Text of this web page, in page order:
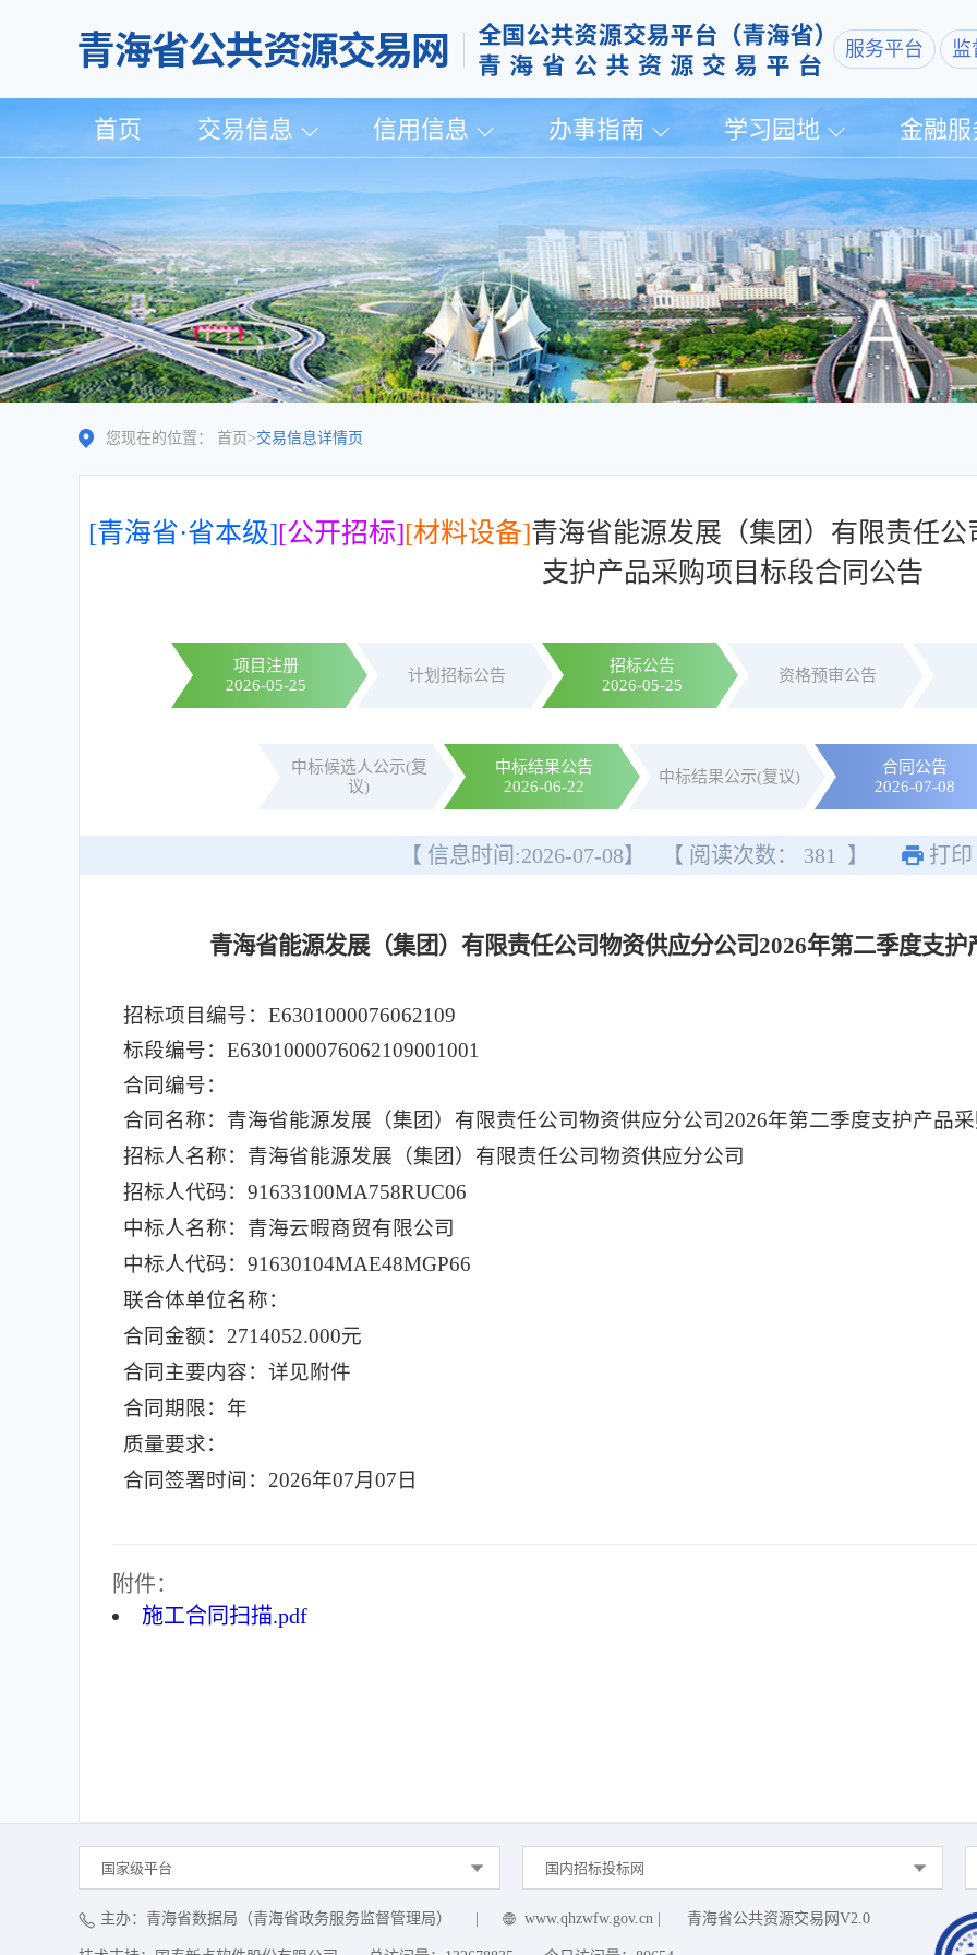
服务平台 监
首页 交易信息 信用信息 办事指南 学习园地 金融服
您现在的位置： 首页 >交易信息详情页
[青海省·省本级][公开招标][材料设备]青海省能源发展（集团）有限责任
支护产品采购项目标段合同公告
项目注册
2026-05-25
计划招标公告
招标公告
2026-05-25
资格预审公告
中标候选人公示(复
议)
中标结果公告
2026-06-22
中标结果公示(复议)
合同公告
2026-07-08
【 信息时间:2026-07-08】 【 阅读次数： 381 】 打印
青海省能源发展（集团）有限责任公司物资供应分公司2026年第二季度支
招标项目编号：E6301000076062109
标段编号：E6301000076062109001001
合同编号：
合同名称：青海省能源发展（集团）有限责任公司物资供应分公司2026年第二季度支护产品
招标人名称：青海省能源发展（集团）有限责任公司物资供应分公司
招标人代码：91633100MA758RUC06
中标人名称：青海云暇商贸有限公司
中标人代码：91630104MAE48MGP66
联合体单位名称：
合同金额：2714052.000元
合同主要内容：详见附件
合同期限：年
质量要求：
合同签署时间：2026年07月07日
附件：
施工合同扫描.pdf
国家级平台 国内招标投标网
主办：青海省数据局（青海省政务服务监督管理局） www.qhzwfw.gov.cn 青海省公共资源交易网V2.0